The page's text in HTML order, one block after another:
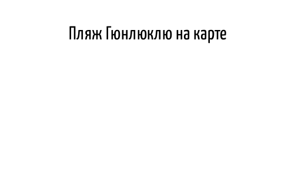
Пляж Гюнлюклю на карте